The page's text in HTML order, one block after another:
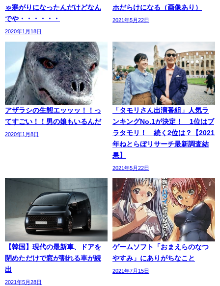
ゃ寒がりになったんだけどなん
でや・・・・・・
2020年1月18日
ホだらけになる（画像あり）
2021年5月22日
アザラシの生態エッッッ！！っ
てすごい！！男の娘もいるんだ
2020年1月8日
「タモリさん出演番組」人気ラ
ンキングNo.1が決定！ 1位はブ
ラタモリ！ 続く2位は？【2021
年ねとらぼリサーチ最新調査結
果】
2021年5月22日
【韓国】現代の最新車、ドアを
閉めただけで窓が割れる車が続
出
2021年5月28日
ゲームソフト「おまえらのなつ
やすみ」にありがちなこと
2021年7月15日